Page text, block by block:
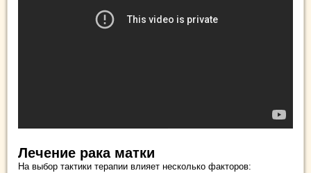
Лечение рака матки
На выбор тактики терапии влияет несколько факторов: